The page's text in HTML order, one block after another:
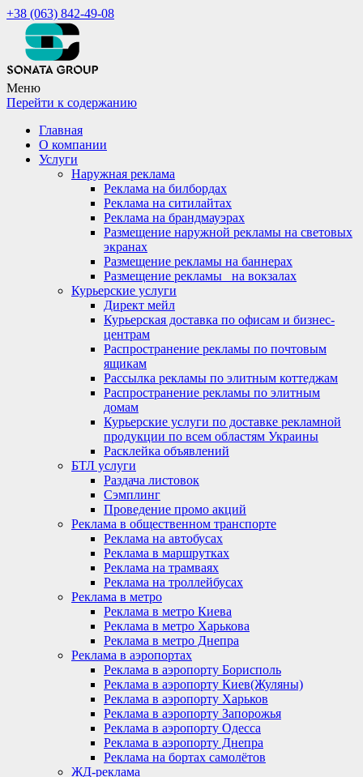
+38 (063) 842-49-08
Меню
Перейти к содержанию
Главная
О компании
Услуги
Наружная реклама
Реклама на билбордах
Реклама на ситилайтах
Реклама на брандмауэрах
Размещение наружной рекламы на световых
экранах
Размещение рекламы на баннерах
Размещение рекламы_ на вокзалах
Курьерские услуги
Директ мейл
Курьерская доставка по офисам и бизнес-
центрам
Распространение рекламы по почтовым
ящикам
Рассылка рекламы по элитным коттеджам
Распространение рекламы по элитным
домам
Курьерские услуги по доставке рекламной
продукции по всем областям Украины
Расклейка объявлений
БТЛ услуги
Раздача листовок
Сэмплинг
Проведение промо акций
Реклама в общественном транспорте
Реклама на автобусах
Реклама в маршрутках
Реклама на трамваях
Реклама на троллейбусах
Реклама в метро
Реклама в метро Киева
Реклама в метро Харькова
Реклама в метро Днепра
Реклама в аэропортах
Реклама в аэропорту Борисполь
Реклама в аэропорту Киев(Жуляны)
Реклама в аэропорту Харьков
Реклама в аэропорту Запорожья
Реклама в аэропорту Одесса
Реклама в аэропорту Днепра
Реклама на бортах самолётов
ЖД-реклама